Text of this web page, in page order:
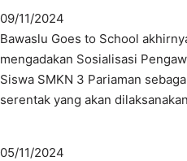
09/11/2024
Bawaslu Goes to School
mengadakan Sosialisasi
Siswa SMKN 3 Pariaman
serentak yang akan
05/11/2024